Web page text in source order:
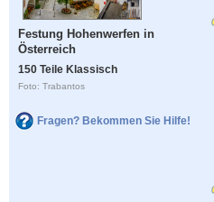
Festung Hohenwerfen in
Österreich
150 Teile Klassisch
Foto: Trabantos
Fragen? Bekommen Sie Hilfe!